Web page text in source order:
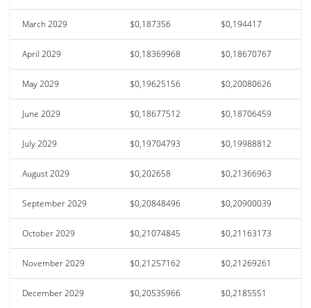
March 2029 $0,187356 $0,194417
April 2029 $0,18369968 $0,18670767
May 2029 $0,19625156 $0,20080626
June 2029 $0,18677512 $0,18706459
July 2029 $0,19704793 $0,19988812
August 2029 $0,202658 $0,21366963
September 2029 $0,20848496 $0,20900039
October 2029 $0,21074845 $0,21163173
November 2029 $0,21257162 $0,21269261
December 2029 $0,20535966 $0,2185551